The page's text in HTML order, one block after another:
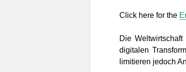
Click here for the
Die
digitalen
limitieren jedoch